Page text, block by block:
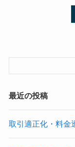
最近の投稿
取引適正化・料金